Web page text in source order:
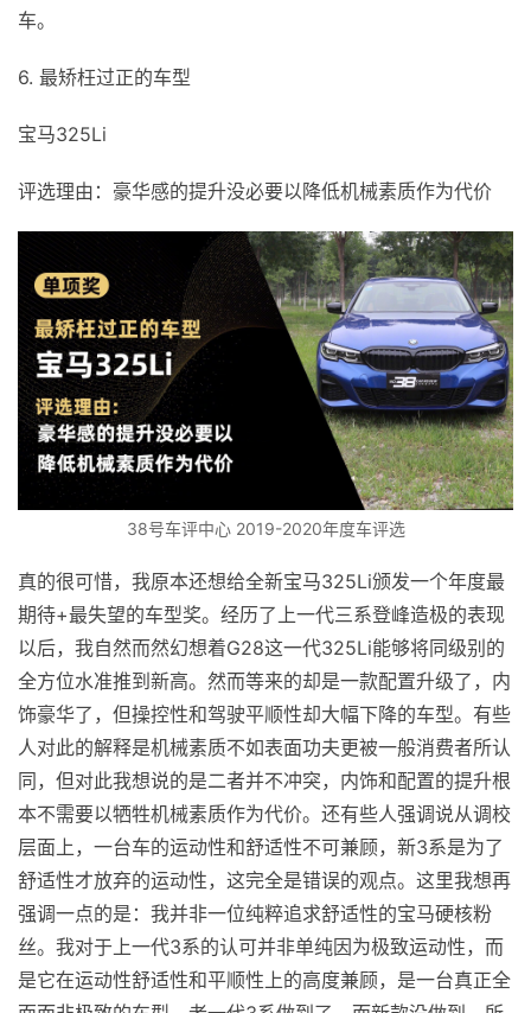
车。
6. 最矫枉过正的车型
宝马325Li
评选理由：豪华感的提升没必要以降低机械素质作为代价
38号车评中心 2019-2020年度车评选
真的很可惜，我原本还想给全新宝马325Li颁发一个年度最
期待+最失望的车型奖。经历了上一代三系登峰造极的表现
以后，我自然而然幻想着G28这一代325Li能够将同级别的
全方位水准推到新高。然而等来的却是一款配置升级了，内
饰豪华了，但操控性和驾驶平顺性却大幅下降的车型。有些
人对此的解释是机械素质不如表面功夫更被一般消费者所认
同，但对此我想说的是二者并不冲突，内饰和配置的提升根
本不需要以牺牲机械素质作为代价。还有些人强调说从调校
层面上，一台车的运动性和舒适性不可兼顾，新3系是为了
舒适性才放弃的运动性，这完全是错误的观点。这里我想再
强调一点的是：我并非一位纯粹追求舒适性的宝马硬核粉
丝。我对于上一代3系的认可并非单纯因为极致运动性，而
是它在运动性舒适性和平顺性上的高度兼顾，是一台真正全